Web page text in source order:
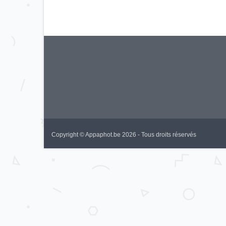
Copyright © Appaphot.be 2026 - Tous droits réservés